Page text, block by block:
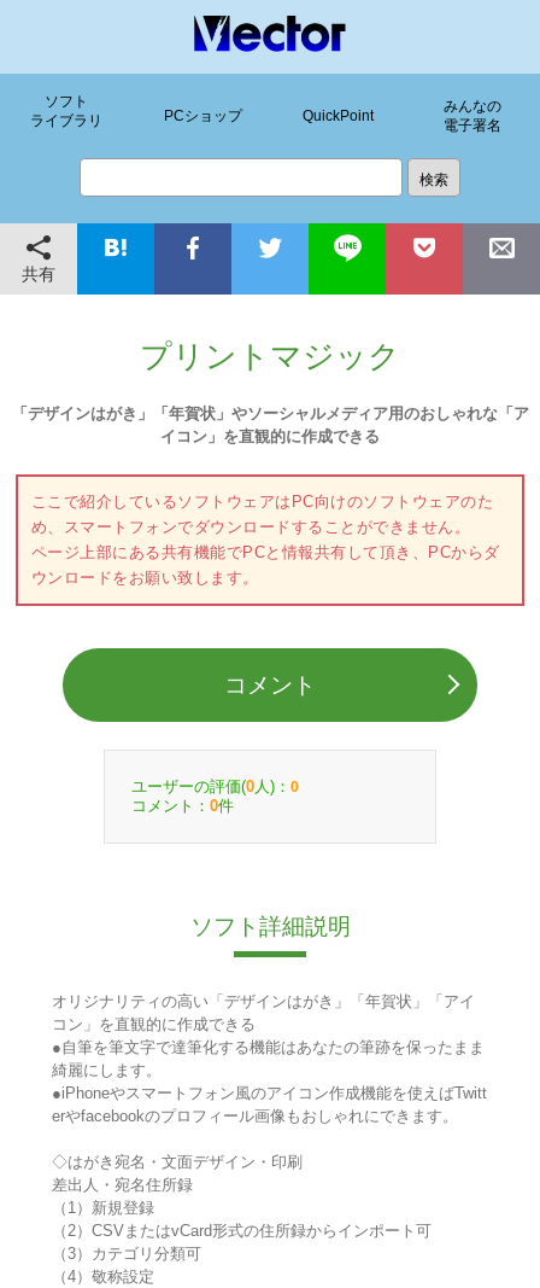
ソフト
ライブラリ
PCショップ QuickPoint
みんなの
電子署名
共有
プリントマジック
「デザインはがき」「年賀状」やソーシャルメディア用のおしゃれな「ア
イコン」を直観的に作成できる
ここで紹介しているソフトウェアはPC向けのソフトウェアのた
め、スマートフォンでダウンロードすることができません。
ページ上部にある共有機能でPCと情報共有して頂き、PCからダ
ウンロードをお願い致します。
コメント
ユーザーの評価(0 人)： 0
コメント： 0件
ソフト詳細説明
オリジナリティの高い「デザインはがき」「年賀状」「アイ
コン」を直観的に作成できる
●自筆を筆文字で達筆化する機能はあなたの筆跡を保ったまま
綺麗にします。
●iPhoneやスマートフォン風のアイコン作成機能を使えばTwitt
erやfacebookのプロフィール画像もおしゃれにできます。
◇はがき宛名・文面デザイン・印刷
差出人・宛名住所録
（1）新規登録
（2）CSVまたはvCard形式の住所録からインポート可
（3）カテゴリ分類可
（4）敬称設定